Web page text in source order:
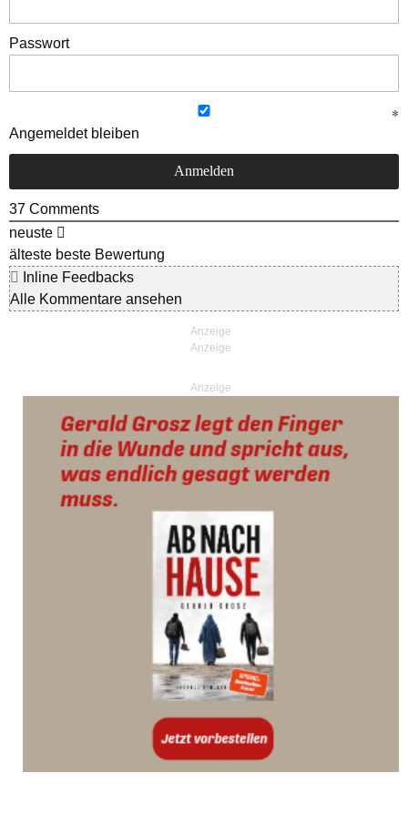
Passwort
Angemeldet bleiben
37 Comments
neuste
älteste beste Bewertung
Inline Feedbacks
Alle Kommentare ansehen
Anzeige